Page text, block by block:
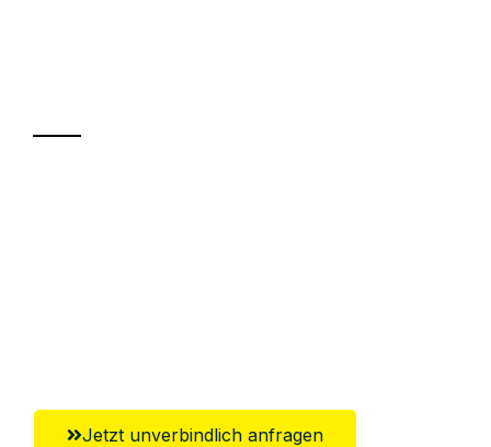
Jetzt unverbindlich anfragen